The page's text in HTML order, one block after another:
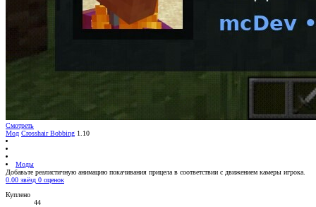
Смотреть
Мод Crosshair Bobbing 1.10
Моды
Добавьте реалистичную анимацию покачивания прицела в соответствии с движением камеры игрока.
0.00 звёзд 0 оценок
Куплено
44